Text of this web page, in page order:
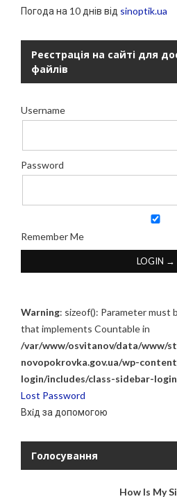
Погода на 10 днів від sinoptik.ua
Реєстрація на сайті для
файлів
Username
Password
Remember Me
Warning: sizeof(): Parameter must
that implements Countable in
/var/www/osvitanov/data/www/
novopokrovka.gov.ua/wp-
login/includes/class-sidebar-
Lost Password
Вхiд за допомогою
Голосування
How Is My